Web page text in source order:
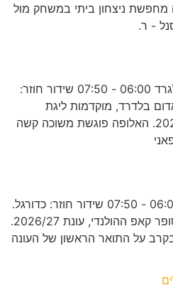
2026/27. בוקה מחפשת ניצחון ביתי במשחק מול
- ר.
הפועל ב''ש - הכוכב האדום בלגרד 06:00 - 07:50 שידור חוזר:
בלדרד, מוקדמות ליגת
האלופות, סיבוב 3, עונת 2026/27. האלופה פוגשת משוכה קשה
סופר קאפ: פ.ס.וו - אלקמאר 06:00 - 07:50 שידור חוזר: כדורגל.
פ.ס.וו איינדהובן - אלקמאר, הסופר קאפ ההולנדי, עונת 2026/27.
על התואר הראשון של העונה